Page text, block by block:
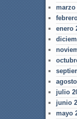
marzo
enero
julio
junio
mayo